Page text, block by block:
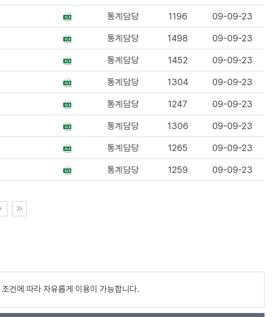
통계담당 1196 09-09-23
통계담당 1498 09-09-23
통계담당 1452 09-09-23
통계담당 1304 09-09-23
통계담당 1247 09-09-23
통계담당 1306 09-09-23
통계담당 1265 09-09-23
통계담당 1259 09-09-23
조건에 따라 자유롭게 이용이 가능합니다.